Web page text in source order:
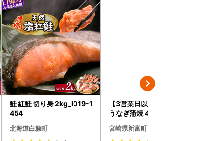
鮭 紅鮭 切り身 2kg_I019-1
454
北海道白糠町
【3営業日以内出荷】特大
うなぎ蒲焼 4尾 無頭 840g
宮崎県新富町